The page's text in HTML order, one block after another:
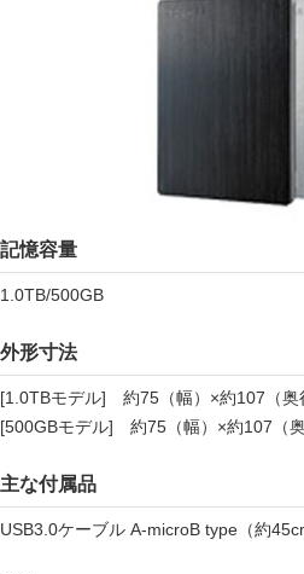
記憶容量
1.0TB/500GB
外形寸法
[1.0TBモデル] 約75（幅）×約107（奥
[500GBモデル] 約75（幅）×約107（
主な付属品
USB3.0ケーブル A-microB type（約